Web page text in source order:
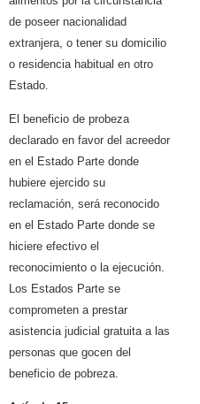
de poseer nacionalidad
extranjera, o tener su domicilio
o residencia habitual en otro
Estado.
El beneficio de probeza
declarado en favor del acreedor
en el Estado Parte donde
hubiere ejercido su
reclamación, será reconocido
en el Estado Parte donde se
hiciere efectivo el
reconocimiento o la ejecución.
Los Estados Parte se
comprometen a prestar
asistencia judicial gratuita a las
personas que gocen del
beneficio de pobreza.